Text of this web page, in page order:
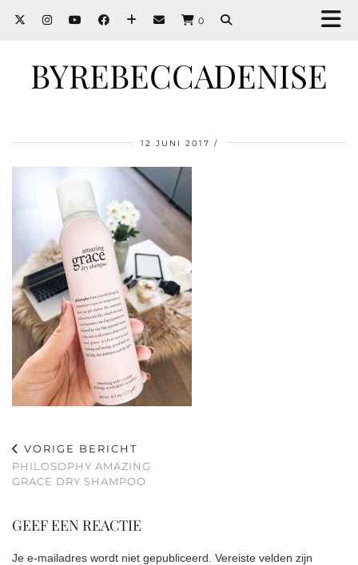
0
BYREBECCADENISE
12 JUNI 2017
VORIGE BERICHT
PHILOSOPHY AMAZING
GRACE DRY SHAMPOO
GEEF EEN REACTIE
Je e-mailadres wordt niet gepubliceerd. Vereiste velden zijn